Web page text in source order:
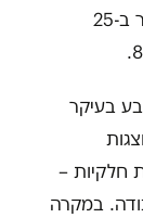
לחודש עמד בשנת 2016 על 36%, כאשר ב-25
בעיקר
חלקיות –
במקרה